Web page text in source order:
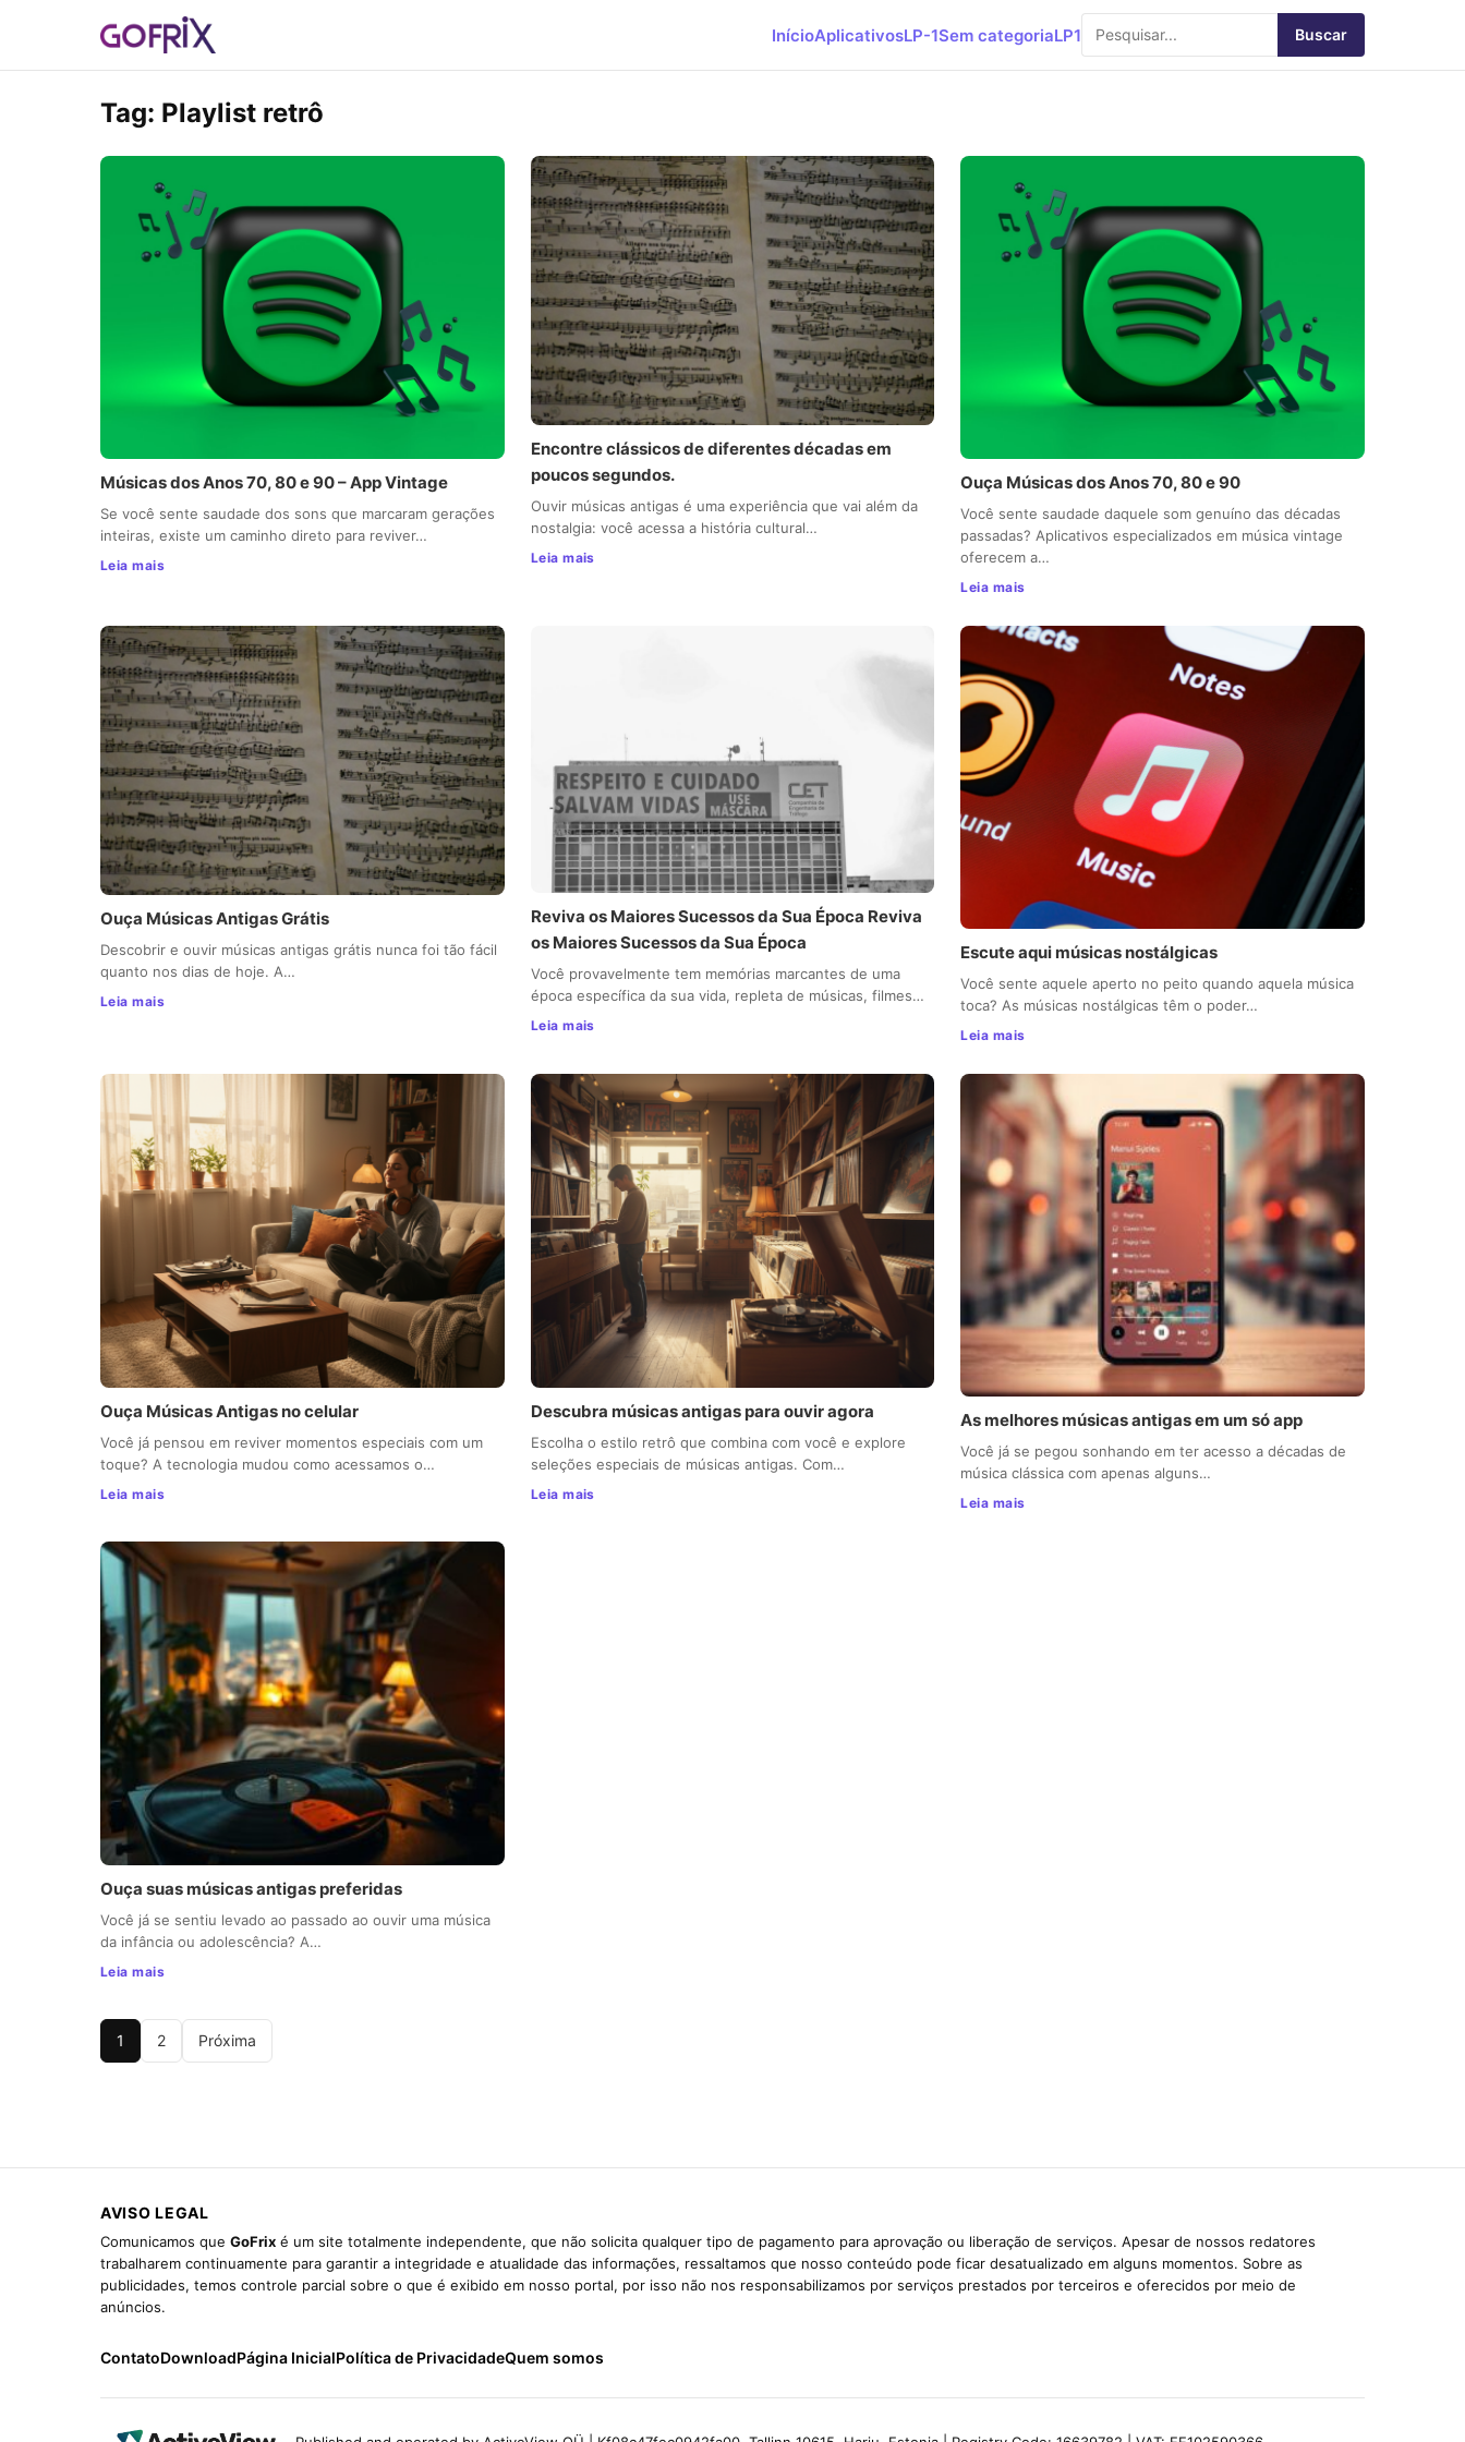
InícioAplicativosLP-1Sem categoriaLP1 Buscar
Tag: Playlist retrô
Músicas dos Anos 70, 80 e 90 – App Vintage
Se você sente saudade dos sons que marcaram gerações
inteiras, existe um caminho direto para reviver…
Leia mais
Encontre clássicos de diferentes décadas em
poucos segundos.
Ouvir músicas antigas é uma experiência que vai além da
nostalgia: você acessa a história cultural…
Leia mais
Ouça Músicas dos Anos 70, 80 e 90
Você sente saudade daquele som genuíno das décadas
passadas? Aplicativos especializados em música vintage
oferecem a…
Leia mais
Ouça Músicas Antigas Grátis
Descobrir e ouvir músicas antigas grátis nunca foi tão fácil
quanto nos dias de hoje. A…
Leia mais
Reviva os Maiores Sucessos da Sua Época Reviva
os Maiores Sucessos da Sua Época
Você provavelmente tem memórias marcantes de uma
época específica da sua vida, repleta de músicas, filmes…
Leia mais
Escute aqui músicas nostálgicas
Você sente aquele aperto no peito quando aquela música
toca? As músicas nostálgicas têm o poder…
Leia mais
Ouça Músicas Antigas no celular
Você já pensou em reviver momentos especiais com um
toque? A tecnologia mudou como acessamos o…
Leia mais
Descubra músicas antigas para ouvir agora
Escolha o estilo retrô que combina com você e explore
seleções especiais de músicas antigas. Com…
Leia mais
As melhores músicas antigas em um só app
Você já se pegou sonhando em ter acesso a décadas de
música clássica com apenas alguns…
Leia mais
Ouça suas músicas antigas preferidas
Você já se sentiu levado ao passado ao ouvir uma música
da infância ou adolescência? A…
Leia mais
1 2 Próxima
AVISO LEGAL
Comunicamos que GoFrix é um site totalmente independente, que não solicita qualquer tipo de pagamento para aprovação ou liberação de serviços. Apesar de nossos redatores
trabalharem continuamente para garantir a integridade e atualidade das informações, ressaltamos que nosso conteúdo pode ficar desatualizado em alguns momentos. Sobre as
publicidades, temos controle parcial sobre o que é exibido em nosso portal, por isso não nos responsabilizamos por serviços prestados por terceiros e oferecidos por meio de
anúncios.
ContatoDownloadPágina InicialPolítica de PrivacidadeQuem somos